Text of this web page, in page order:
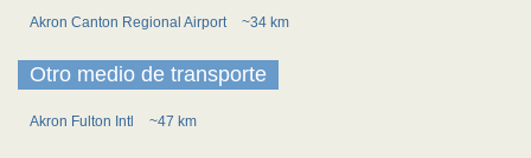
Akron Canton Regional Airport ~34 km
Otro medio de transporte
Akron Fulton Intl ~47 km